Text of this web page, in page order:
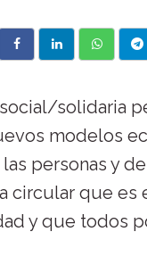
solidaria
modelos
personas y
circular que es
y que todos